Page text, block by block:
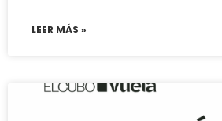
LEER MÁS »